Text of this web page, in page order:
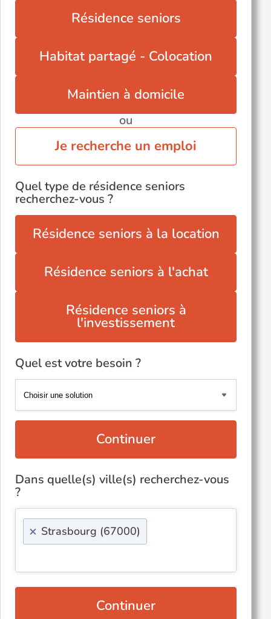
Résidence seniors
Habitat partagé - Colocation
Maintien à domicile
ou
Je recherche un emploi
Quel type de résidence seniors
recherchez-vous ?
Résidence seniors à la location
Résidence seniors à l'achat
Résidence seniors à
l'investissement
Quel est votre besoin ?
Continuer
Dans quelle(s) ville(s) recherchez-vous
?
× Strasbourg (67000)
Continuer